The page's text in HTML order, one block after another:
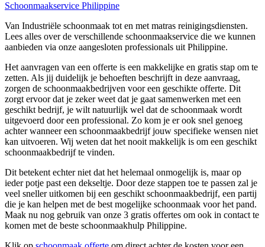
Schoonmaakservice Philippine
Van Industriële schoonmaak tot en met matras reinigingsdiensten.
Lees alles over de verschillende schoonmaakservice die we kunnen
aanbieden via onze aangesloten professionals uit Philippine.
Het aanvragen van een offerte is een makkelijke en gratis stap om te
zetten. Als jij duidelijk je behoeften beschrijft in deze aanvraag,
zorgen de schoonmaakbedrijven voor een geschikte offerte. Dit
zorgt ervoor dat je zeker weet dat je gaat samenwerken met een
geschikt bedrijf, je wilt natuurlijk wel dat de schoonmaak wordt
uitgevoerd door een professional. Zo kom je er ook snel genoeg
achter wanneer een schoonmaakbedrijf jouw specifieke wensen niet
kan uitvoeren. Wij weten dat het nooit makkelijk is om een geschikt
schoonmaakbedrijf te vinden.
Dit betekent echter niet dat het helemaal onmogelijk is, maar op
ieder potje past een dekseltje. Door deze stappen toe te passen zal je
veel sneller uitkomen bij een geschikt schoonmaakbedrijf, een partij
die je kan helpen met de best mogelijke schoonmaak voor het pand.
Maak nu nog gebruik van onze 3 gratis offertes om ook in contact te
komen met de beste schoonmaakhulp Philippine.